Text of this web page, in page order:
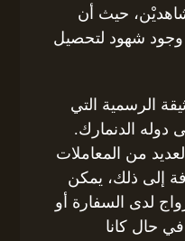
حيث أن
وجود شهود لتحصيل
الرسمية التي
دوله الدنمارك.
من المعاملات
إلى ذلك، يمكن
لدى السفارة أو
في حال كانا